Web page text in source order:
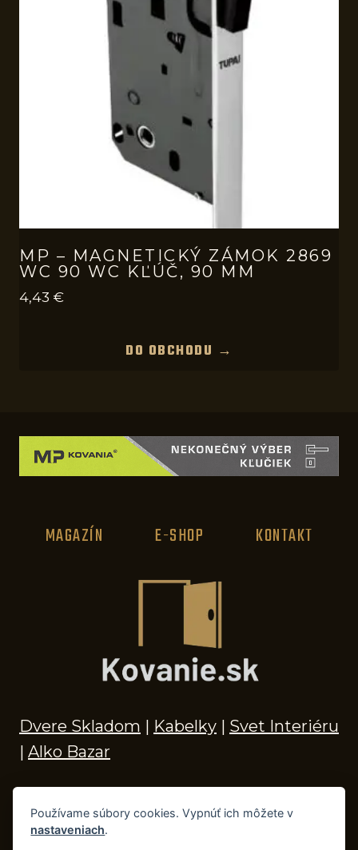
MP – MAGNETICKÝ ZÁMOK 2869
WC 90 WC KĽÚČ, 90 MM
4,43 €
DO OBCHODU →
MAGAZÍN E-SHOP KONTAKT
Dvere Skladom | Kabelky | Svet Interiéru
| Alko Bazar
© 2026 Kľučky na dvere, madlá, kovania,
Používame súbory cookies. Vypnúť ich môžete v
nastaveniach.